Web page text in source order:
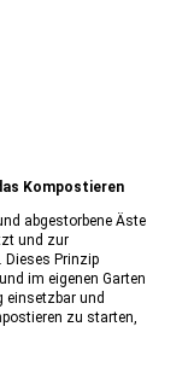
Kompostieren
abgestorbene Äste
und zur
Dieses Prinzip
im eigenen Garten
einsetzbar und
zu starten,